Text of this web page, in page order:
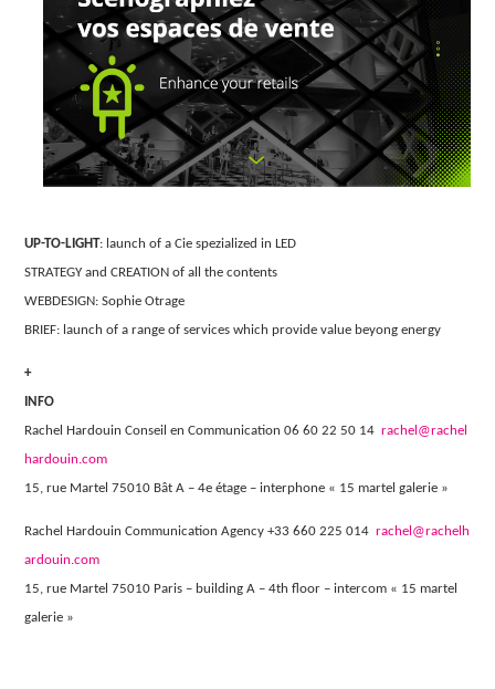
UP-TO-LIGHT: launch of a Cie spezialized in LED
STRATEGY and CREATION of all the contents
WEBDESIGN: Sophie Otrage
BRIEF: launch of a range of services which provide value beyong energy
+
INFO
Rachel Hardouin Conseil en Communication 06 60 22 50 14 rachel@rachel
hardouin.com
15, rue Martel 75010 Bât A – 4e étage – interphone « 15 martel galerie »
Rachel Hardouin Communication Agency +33 660 225 014 rachel@rachelh
ardouin.com
15, rue Martel 75010 Paris – building A – 4th floor – intercom « 15 martel
galerie »